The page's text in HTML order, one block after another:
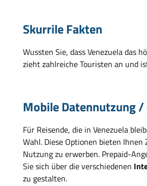
Skurrile Fakten
Wussten Sie, dass Venezuela das
zieht zahlreiche Touristen an und
Mobile Datennutzung /
Für Reisende, die in Venezuela
Wahl. Diese Optionen bieten Ihnen
Nutzung zu erwerben. Prepaid-
Sie sich über die verschiedenen
zu gestalten.